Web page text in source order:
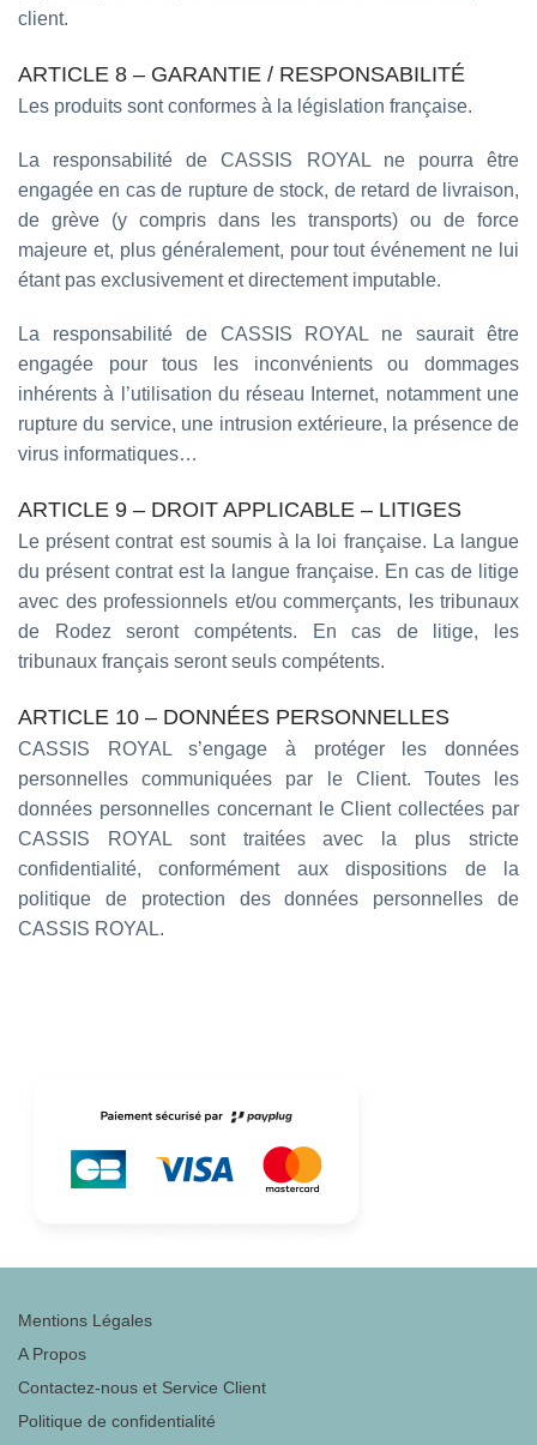
client.
ARTICLE 8 – GARANTIE / RESPONSABILITÉ
Les produits sont conformes à la législation française.
La responsabilité de CASSIS ROYAL ne pourra être
engagée en cas de rupture de stock, de retard de livraison,
de grève (y compris dans les transports) ou de force
majeure et, plus généralement, pour tout événement ne lui
étant pas exclusivement et directement imputable.
La responsabilité de CASSIS ROYAL ne saurait être
engagée pour tous les inconvénients ou dommages
inhérents à l’utilisation du réseau Internet, notamment une
rupture du service, une intrusion extérieure, la présence de
virus informatiques…
ARTICLE 9 – DROIT APPLICABLE – LITIGES
Le présent contrat est soumis à la loi française. La langue
du présent contrat est la langue française. En cas de litige
avec des professionnels et/ou commerçants, les tribunaux
de Rodez seront compétents. En cas de litige, les
tribunaux français seront seuls compétents.
ARTICLE 10 – DONNÉES PERSONNELLES
CASSIS ROYAL s’engage à protéger les données
personnelles communiquées par le Client. Toutes les
données personnelles concernant le Client collectées par
CASSIS ROYAL sont traitées avec la plus stricte
confidentialité, conformément aux dispositions de la
politique de protection des données personnelles de
CASSIS ROYAL.
Mentions Légales
A Propos
Contactez-nous et Service Client
Politique de confidentialité